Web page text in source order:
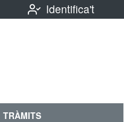
Identifica't
TRÀMITS